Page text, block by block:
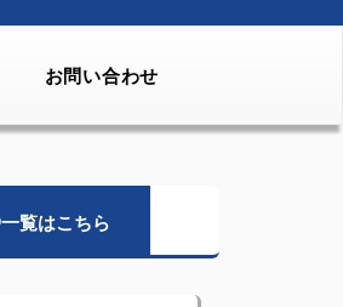
お問い合わせ
一覧はこちら